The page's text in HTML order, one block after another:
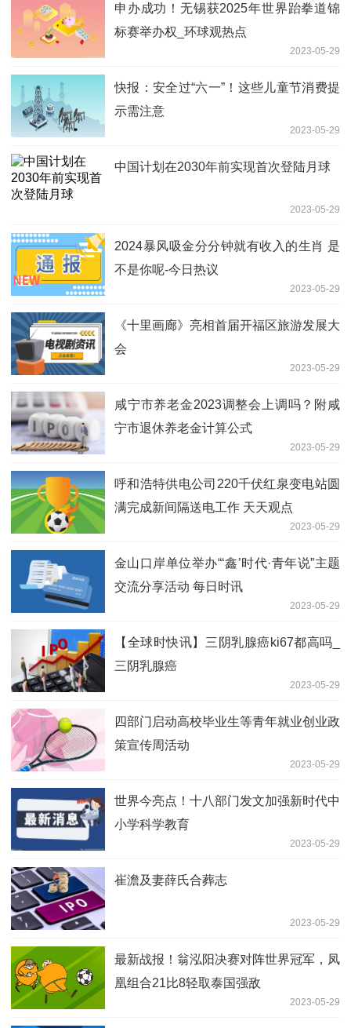
申办成功！无锡获2025年世界跆拳道锦
标赛举办权_环球观热点
2023-05-29
快报：安全过“六一”！这些儿童节消费提
示需注意
2023-05-29
中国计划在2030年前实现首次登陆月球
2023-05-29
2024暴风吸金分分钟就有收入的生肖 是
不是你呢-今日热议
2023-05-29
《十里画廊》亮相首届开福区旅游发展大
会
2023-05-29
咸宁市养老金2023调整会上调吗？附咸
宁市退休养老金计算公式
2023-05-29
呼和浩特供电公司220千伏红泉变电站圆
满完成新间隔送电工作 天天观点
2023-05-29
金山口岸单位举办“‘鑫’时代·青年说”主题
交流分享活动 每日时讯
2023-05-29
【全球时快讯】三阴乳腺癌ki67都高吗_
三阴乳腺癌
2023-05-29
四部门启动高校毕业生等青年就业创业政
策宣传周活动
2023-05-29
世界今亮点！十八部门发文加强新时代中
小学科学教育
2023-05-29
崔澹及妻薛氏合葬志
2023-05-29
最新战报！翁泓阳决赛对阵世界冠军，凤
凰组合21比8轻取泰国强敌
2023-05-29